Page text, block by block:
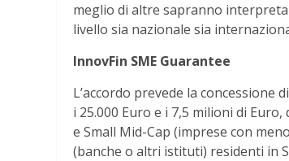
meglio di altre sapranno
livello sia nazionale sia
InnovFin SME Guarantee
L’accordo prevede la
i 25.000 Euro e i 7,5 milioni di
e Small Mid-Cap (imprese con
(banche o altri istituti) residenti in